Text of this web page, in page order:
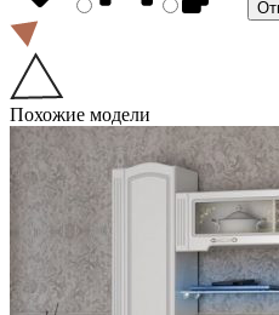
Похожие модели